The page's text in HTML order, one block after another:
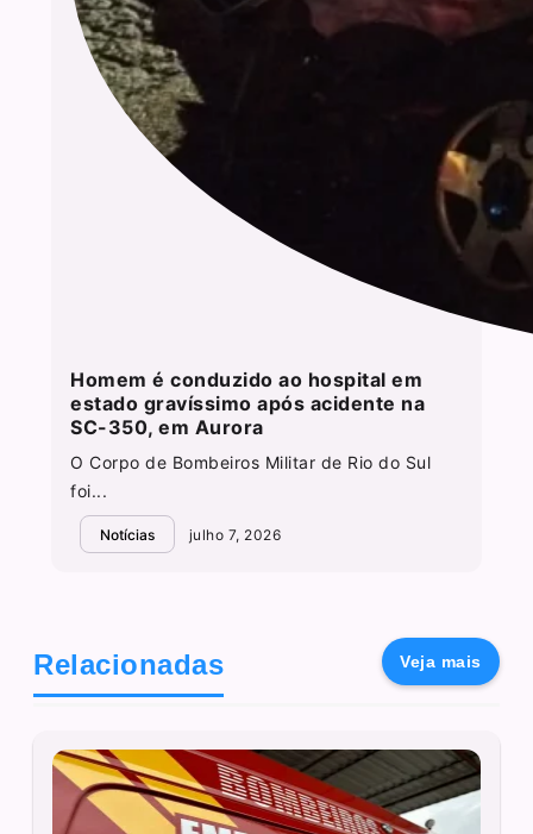
Homem é conduzido ao hospital em
estado gravíssimo após acidente na
SC-350, em Aurora
O Corpo de Bombeiros Militar de Rio do Sul
foi...
Notícias julho 7, 2026
Relacionadas Veja mais